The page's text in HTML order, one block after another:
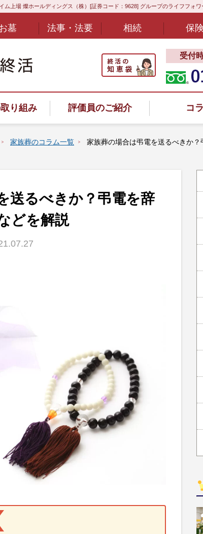
ム上場 燦ホールディングス（株）[証券コード：9628] グループのライフフォワ
墓 法事・法要 相続 保険
受付
り組み 評価員のご紹介 コ
家族葬のコラム一覧 家族葬の場合は弔電を送るべきか
送るべきか？弔電を辞
どを解説